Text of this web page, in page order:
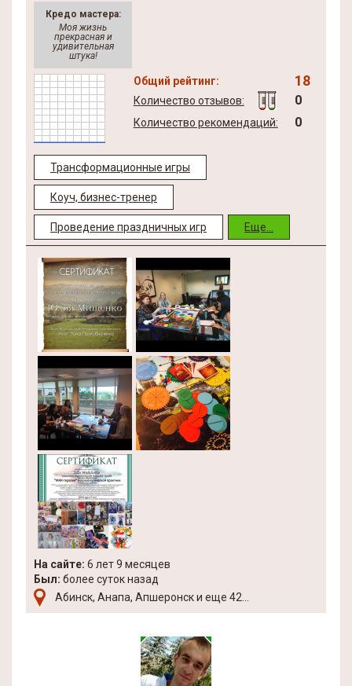
Кредо мастера:
Моя жизнь
прекрасная и
удивительная
штука!
Общий рейтинг: 18
Количество отзывов: 0
Количество рекомендаций: 0
Трансформационные игры
Коуч, бизнес-тренер
Проведение праздничных игр Еще...
На сайте: 6 лет 9 месяцев
Был: более суток назад
Абинск, Анапа, Апшеронск и еще 42...